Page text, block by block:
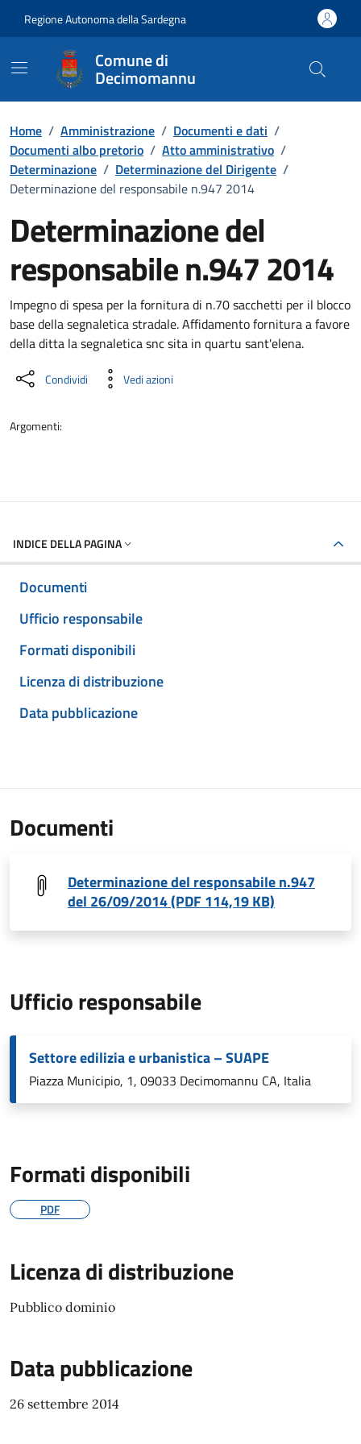
Regione Autonoma della Sardegna
Comune di
Decimomannu
Home / Amministrazione / Documenti e dati /
Documenti albo pretorio / Atto amministrativo /
Determinazione / Determinazione del Dirigente /
Determinazione del responsabile n.947 2014
Determinazione del
responsabile n.947 2014
Dettaglio del documento
Impegno di spesa per la fornitura di n.70 sacchetti per il blocco
base della segnaletica stradale. Affidamento fornitura a favore
della ditta la segnaletica snc sita in quartu sant'elena.
Condividi Vedi azioni
Argomenti:
INDICE DELLA PAGINA
Documenti
Ufficio responsabile
Formati disponibili
Licenza di distribuzione
Data pubblicazione
Documenti
Determinazione del responsabile n.947
del 26/09/2014 (PDF 114,19 KB)
Ufficio responsabile
Settore edilizia e urbanistica – SUAPE
Piazza Municipio, 1, 09033 Decimomannu CA, Italia
Formati disponibili
PDF
Licenza di distribuzione
Pubblico dominio
Data pubblicazione
26 settembre 2014